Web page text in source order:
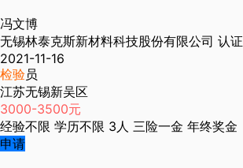
冯文博
无锡林泰克斯新材料科技股份有限公司 认证
2021-11-16
检验员
江苏无锡新吴区
3000-3500元
经验不限 学历不限 3人 三险一金 年终奖金
申请